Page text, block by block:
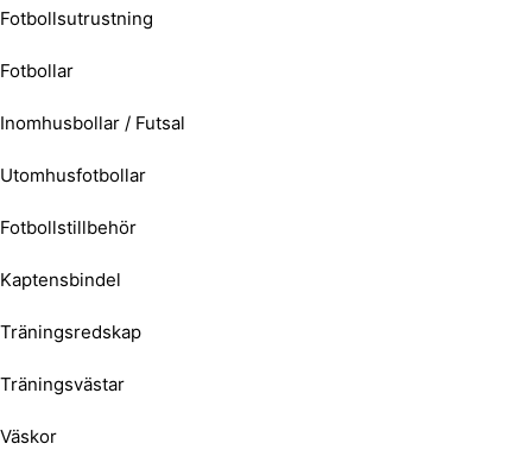
Fotbollsutrustning
Fotbollar
Inomhusbollar / Futsal
Utomhusfotbollar
Fotbollstillbehör
Kaptensbindel
Träningsredskap
Träningsvästar
Väskor